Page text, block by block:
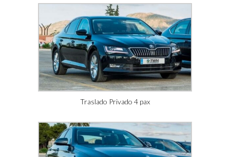
Traslado Privado 4 pax